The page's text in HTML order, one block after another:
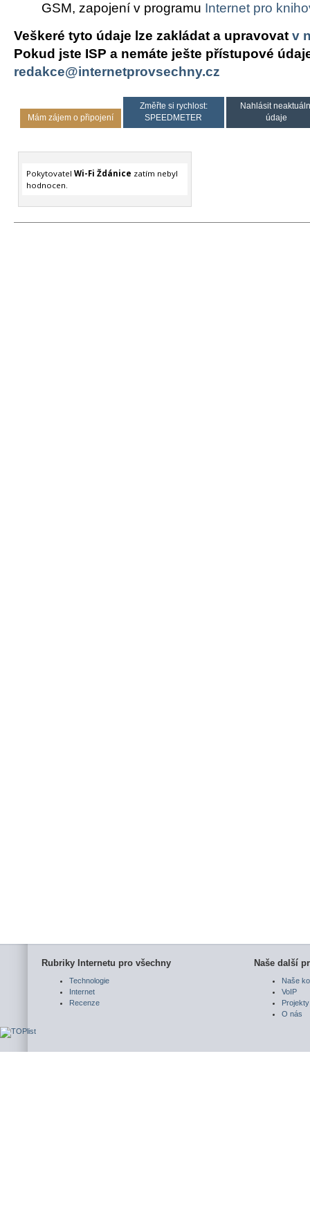
GSM, zapojení v programu Internet pro
Veškeré tyto údaje lze zakládat a upravovat v
Pokud jste ISP a nemáte ješte přístupové
redakce@internetprovsechny.cz
Mám zájem o připojení
Změřte si rychlost:
SPEEDMETER
Nahlásit
údaje
Pokytovatel Wi-Fi Ždánice zatím nebyl
hodnocen.
Rubriky Internetu pro všechny
Technologie
Internet
Recenze
Naše další
Naše
VoIP
Projekty
O nás